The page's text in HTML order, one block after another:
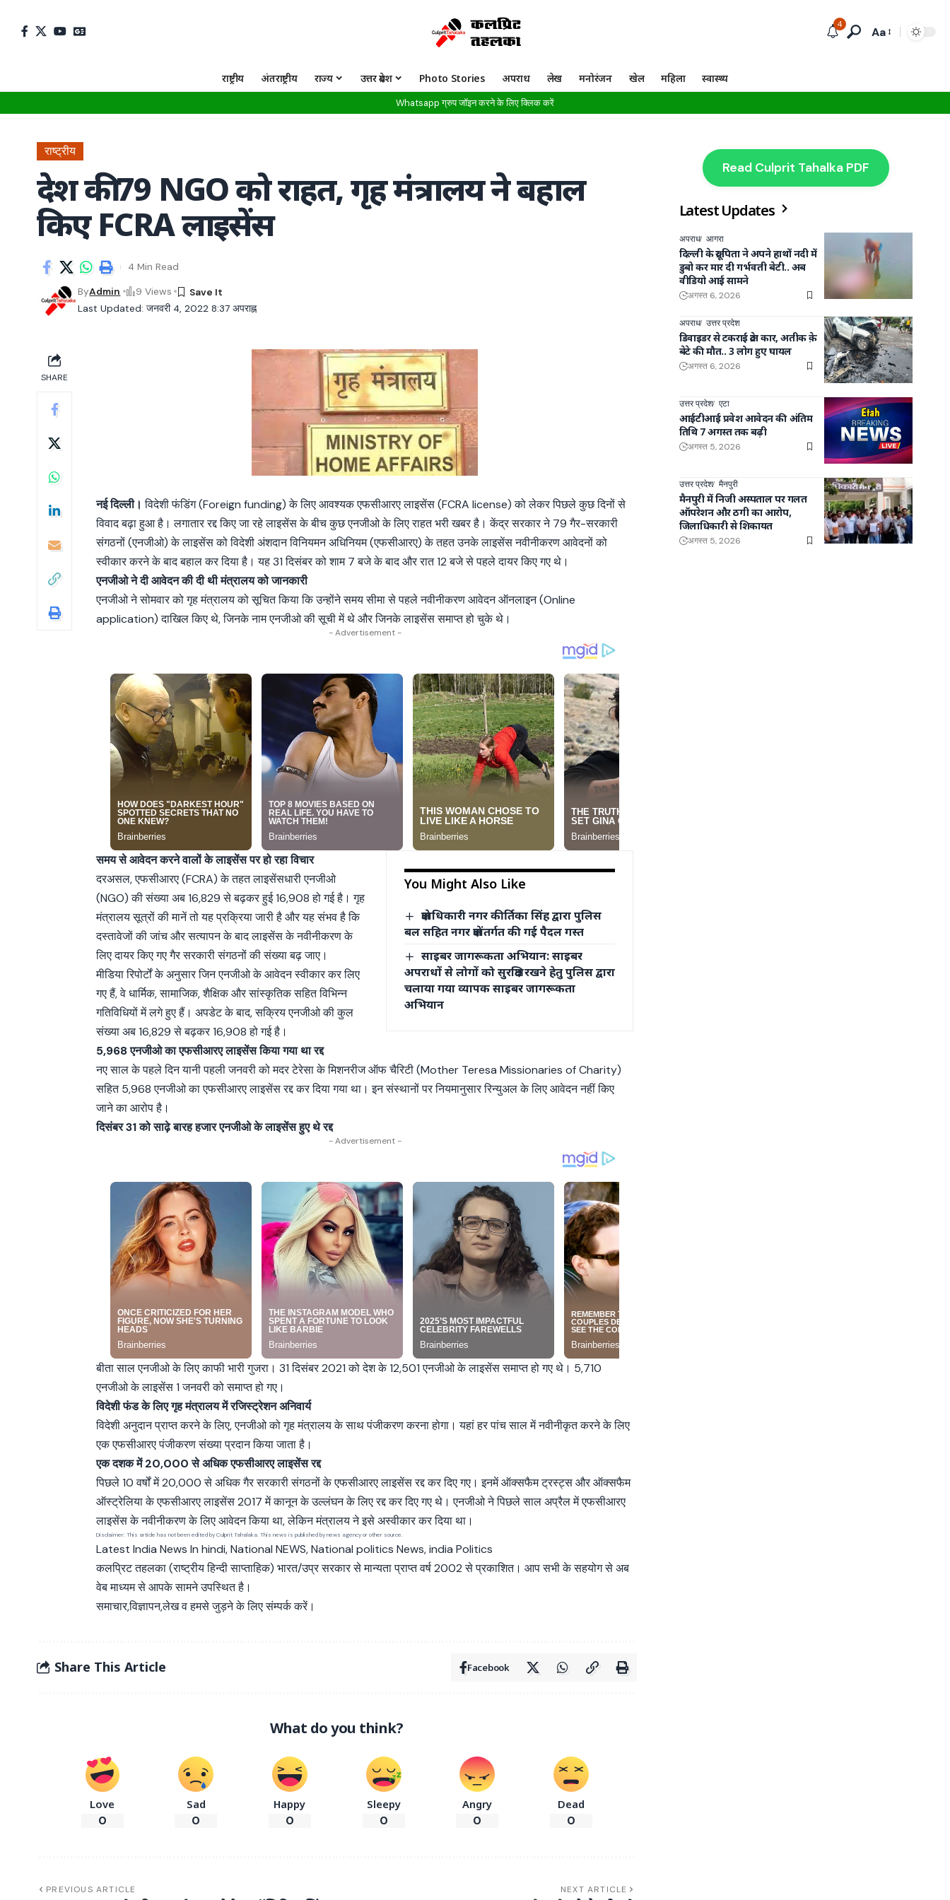
4
Aa
राष्ट्रीय अंतराष्ट्रीय राज्य उत्तर प्रदेश Photo Stories अपराध लेख मनोरंजन खेल महिला स्वास्थ्य
Whatsapp ग्रुप जॉइन करने के लिए क्लिक करें
राष्ट्रीय
देश की 79 NGO को राहत, गृह मंत्रालय ने बहाल
किए FCRA लाइसेंस
Last Updated: जनवरी 4, 2022 8:37 अपराह्न
ByAdmin 9 Views
4 Min Read
SHARE
नई दिल्ली। विदेशी फंडिंग (Foreign funding) के लिए आवश्यक एफसीआरए लाइसेंस (FCRA license) को लेकर पिछले कुछ दिनों से
विवाद बढ़ा हुआ है। लगातार रद्द किए जा रहे लाइसेंस के बीच कुछ एनजीओ के लिए राहत भरी खबर है। केंद्र सरकार ने 79 गैर-सरकारी
संगठनों (एनजीओ) के लाइसेंस को विदेशी अंशदान विनियमन अधिनियम (एफसीआरए) के तहत उनके लाइसेंस नवीनीकरण आवेदनों को
स्वीकार करने के बाद बहाल कर दिया है। यह 31 दिसंबर को शाम 7 बजे के बाद और रात 12 बजे से पहले दायर किए गए थे।
एनजीओ ने दी आवेदन की दी थी मंत्रालय को जानकारी
एनजीओ ने सोमवार को गृह मंत्रालय को सूचित किया कि उन्होंने समय सीमा से पहले नवीनीकरण आवेदन ऑनलाइन (Online
application) दाखिल किए थे, जिनके नाम एनजीओ की सूची में थे और जिनके लाइसेंस समाप्त हो चुके थे।
- Advertisement -
You Might Also Like
क्षेत्राधिकारी नगर कीर्तिका सिंह द्वारा पुलिस
बल सहित नगर क्षेत्रांतर्गत की गई पैदल गस्त
साइबर जागरूकता अभियान: साइबर
अपराधों से लोगों को सुरक्षित रखने हेतु पुलिस द्वारा
चलाया गया व्यापक साइबर जागरूकता
अभियान
समय से आवेदन करने वालों के लाइसेंस पर हो रहा विचार
दरअसल, एफसीआरए (FCRA) के तहत लाइसेंसधारी एनजीओ
(NGO) की संख्या अब 16,829 से बढ़कर हुई 16,908 हो गई है। गृह
मंत्रालय सूत्रों की मानें तो यह प्रक्रिया जारी है और यह संभव है कि
दस्तावेजों की जांच और सत्यापन के बाद लाइसेंस के नवीनीकरण के
लिए दायर किए गए गैर सरकारी संगठनों की संख्या बढ़ जाए।
मीडिया रिपोर्टों के अनुसार जिन एनजीओ के आवेदन स्वीकार कर लिए
गए हैं, वे धार्मिक, सामाजिक, शैक्षिक और सांस्कृतिक सहित विभिन्न
गतिविधियों में लगे हुए हैं। अपडेट के बाद, सक्रिय एनजीओ की कुल
संख्या अब 16,829 से बढ़कर 16,908 हो गई है।
5,968 एनजीओ का एफसीआरए लाइसेंस किया गया था रद्द
नए साल के पहले दिन यानी पहली जनवरी को मदर टेरेसा के मिशनरीज ऑफ चैरिटी (Mother Teresa Missionaries of Charity)
सहित 5,968 एनजीओ का एफसीआरए लाइसेंस रद्द कर दिया गया था। इन संस्थानों पर नियमानुसार रिन्युअल के लिए आवेदन नहीं किए
जाने का आरोप है।
दिसंबर 31 को साढ़े बारह हजार एनजीओ के लाइसेंस हुए थे रद्द
- Advertisement -
बीता साल एनजीओ के लिए काफी भारी गुजरा। 31 दिसंबर 2021 को देश के 12,501 एनजीओ के लाइसेंस समाप्त हो गए थे। 5,710
एनजीओ के लाइसेंस 1 जनवरी को समाप्त हो गए।
विदेशी फंड के लिए गृह मंत्रालय में रजिस्ट्रेशन अनिवार्य
विदेशी अनुदान प्राप्त करने के लिए, एनजीओ को गृह मंत्रालय के साथ पंजीकरण करना होगा। यहां हर पांच साल में नवीनीकृत करने के लिए
एक एफसीआरए पंजीकरण संख्या प्रदान किया जाता है।
एक दशक में 20,000 से अधिक एफसीआरए लाइसेंस रद्द
पिछले 10 वर्षों में 20,000 से अधिक गैर सरकारी संगठनों के एफसीआरए लाइसेंस रद्द कर दिए गए। इनमें ऑक्सफैम ट्रस्ट्स और ऑक्सफैम
ऑस्ट्रेलिया के एफसीआरए लाइसेंस 2017 में कानून के उल्लंघन के लिए रद्द कर दिए गए थे। एनजीओ ने पिछले साल अप्रैल में एफसीआरए
लाइसेंस के नवीनीकरण के लिए आवेदन किया था, लेकिन मंत्रालय ने इसे अस्वीकार कर दिया था।
Disclaimer: This article has not been edited by Culprit Tahalaka. This news is published by news agency or other source.
Latest India News In hindi, National NEWS, National politics News, india Politics
कलप्रिट तहलका (राष्ट्रीय हिन्दी साप्ताहिक) भारत/उप्र सरकार से मान्यता प्राप्त वर्ष 2002 से प्रकाशित। आप सभी के सहयोग से अब
वेब माध्यम से आपके सामने उपस्थित है।
समाचार,विज्ञापन,लेख व हमसे जुड़ने के लिए संम्पर्क करें।
Share This Article Facebook
What do you think?
Love
0
Sad
0
Happy
0
Sleepy
0
Angry
0
Dead
0
PREVIOUS ARTICLE NEXT ARTICLE
Read Culprit Tahalka PDF
Latest Updates
अपराध आगरा
दिल्ली के क्रूर पिता ने अपने हाथों नदी में
डुबो कर मार दी गर्भवती बेटी.. अब
वीडियो आई सामने
अगस्त 6, 2026
अपराध उत्तर प्रदेश
डिवाइडर से टकराई क्रेटा कार, अतीक क़े
बेटे की मौत.. 3 लोग हुए घायल
अगस्त 6, 2026
उत्तर प्रदेश एटा
आईटीआई प्रवेश आवेदन की अंतिम
तिथि 7 अगस्त तक बढ़ी
अगस्त 5, 2026
उत्तर प्रदेश मैनपुरी
मैनपुरी में निजी अस्पताल पर गलत
ऑपरेशन और ठगी का आरोप,
जिलाधिकारी से शिकायत
अगस्त 5, 2026